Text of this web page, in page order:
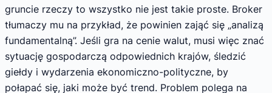
gruncie rzeczy to wszystko nie jest takie proste. Broker
tłumaczy mu na przykład, że powinien zająć się „analizą
fundamentalną”. Jeśli gra na cenie walut, musi więc znać
sytuację gospodarczą odpowiednich krajów, śledzić
giełdy i wydarzenia ekonomiczno-polityczne, by
połapać się, jaki może być trend. Problem polega na